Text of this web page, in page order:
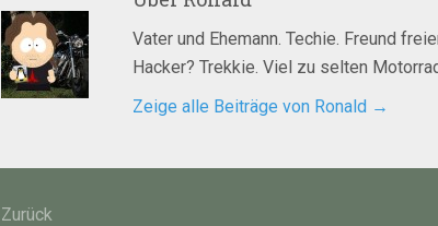
Vater und Ehemann. Techie. Freund
Hacker? Trekkie. Viel zu selten
Zeige alle Beiträge von Ronald →
Zurück